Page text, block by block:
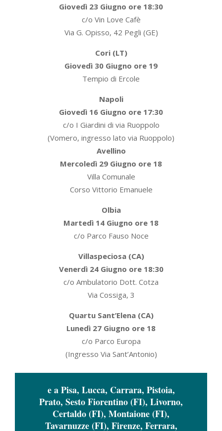
Giovedì 23 Giugno ore 18:30
c/o Vin Love Cafè
Via G. Opisso, 42 Pegli (GE)
Cori (LT)
Giovedì 30 Giugno ore 19
Tempio di Ercole
Napoli
Giovedì 16 Giugno ore 17:30
c/o I Giardini di via Ruoppolo
(Vomero, ingresso lato via Ruoppolo)
Avellino
Mercoledì 29 Giugno ore 18
Villa Comunale
Corso Vittorio Emanuele
Olbia
Martedì 14 Giugno ore 18
c/o Parco Fauso Noce
Villaspeciosa (CA)
Venerdì 24 Giugno ore 18:30
c/o Ambulatorio Dott. Cotza
Via Cossiga, 3
Quartu Sant’Elena (CA)
Lunedì 27 Giugno ore 18
c/o Parco Europa
(Ingresso Via Sant’Antonio)
e a Pisa, Lucca, Carrara, Pistoia,
Prato, Sesto Fiorentino (FI), Livorno,
Certaldo (FI), Montaione (FI),
Tavarnuzze (FI), Firenze, Ferrara,